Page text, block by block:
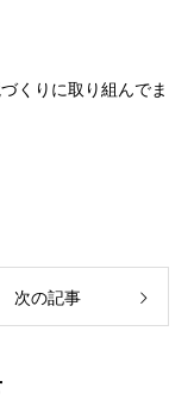
くりに取り組んでま
次の記事